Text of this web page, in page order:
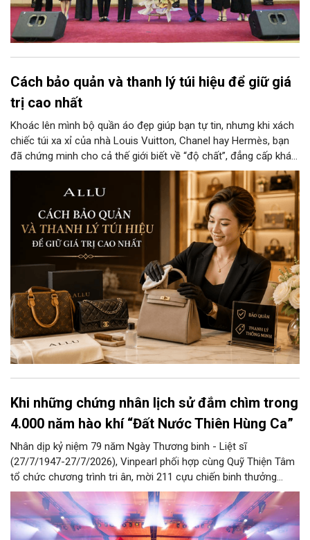
Cách bảo quản và thanh lý túi hiệu để giữ giá
trị cao nhất
Khoác lên mình bộ quần áo đẹp giúp bạn tự tin, nhưng khi xách
chiếc túi xa xỉ của nhà Louis Vuitton, Chanel hay Hermès, bạn
đã chứng minh cho cả thế giới biết về “độ chất”, đẳng cấp khác
biệt và gu thẩm mỹ tinh tế của người chủ sở hữu. Nếu bạn
muốn giữ những chiếc túi này mới nguyên như vừa bóc tem hay
đôi khi cần thanh lý cho các cửa hàng với giá cao thì đừng bỏ
qua cách bảo quản chính xác nhất dưới đây nhé.
Khi những chứng nhân lịch sử đắm chìm trong
4.000 năm hào khí “Đất Nước Thiên Hùng Ca”
Nhân dịp kỷ niệm 79 năm Ngày Thương binh - Liệt sĩ
(27/7/1947-27/7/2026), Vinpearl phối hợp cùng Quỹ Thiện Tâm
tổ chức chương trình tri ân, mời 211 cựu chiến binh thưởng
thức show diễn “Đất Nước Thiên Hùng Ca” tại Vinpearl Theatre
Ocean City. Phản hồi xúc động của chính những người từng đi
qua chiến tranh đã góp phần khẳng định ý nghĩa nhân văn và